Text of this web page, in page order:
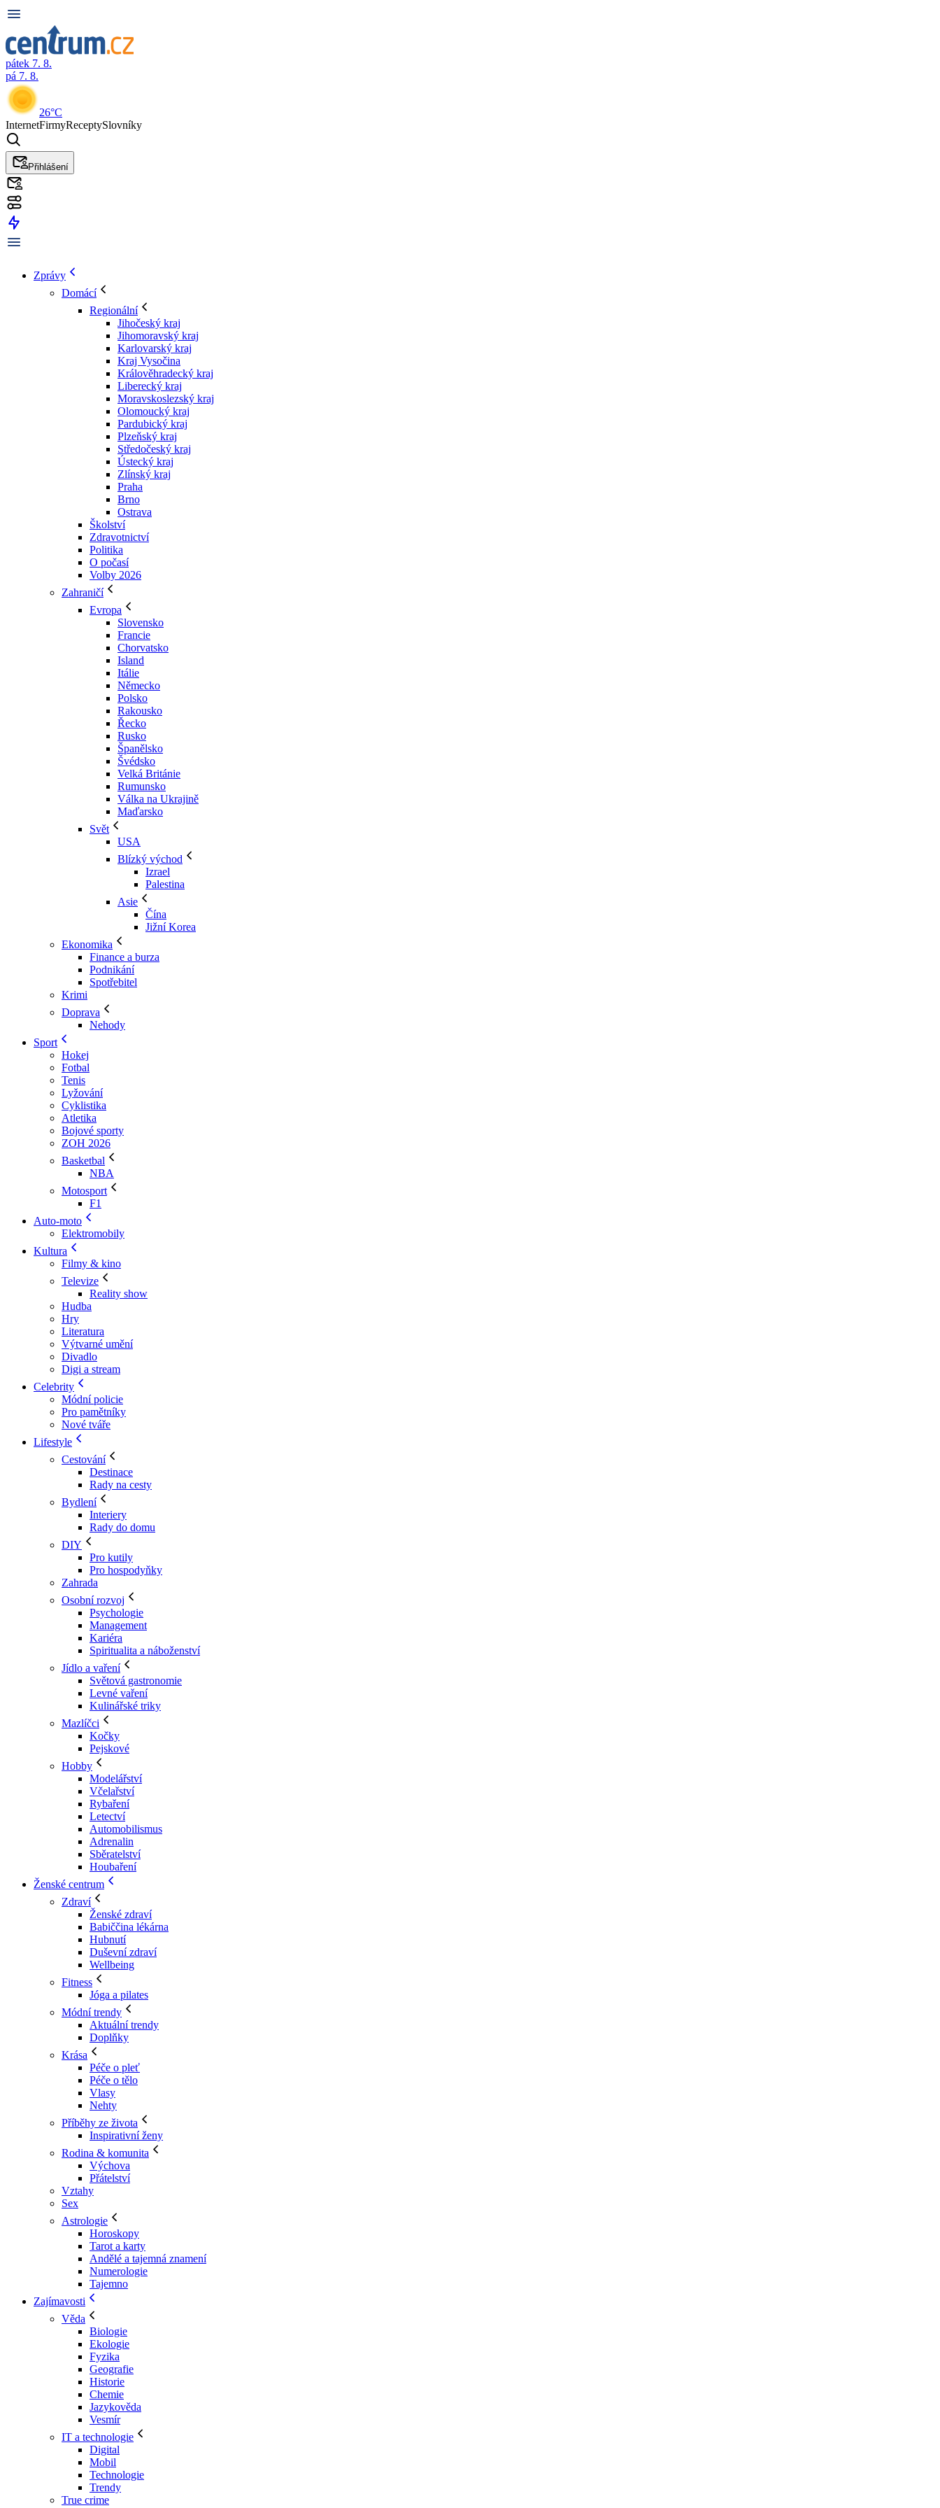
pátek 7. 8.
pá 7. 8.
26°C
InternetFirmyReceptySlovníky
Přihlášení
Zprávy
Domácí
Regionální
Jihočeský kraj
Jihomoravský kraj
Karlovarský kraj
Kraj Vysočina
Králověhradecký kraj
Liberecký kraj
Moravskoslezský kraj
Olomoucký kraj
Pardubický kraj
Plzeňský kraj
Středočeský kraj
Ústecký kraj
Zlínský kraj
Praha
Brno
Ostrava
Školství
Zdravotnictví
Politika
O počasí
Volby 2026
Zahraničí
Evropa
Slovensko
Francie
Chorvatsko
Island
Itálie
Německo
Polsko
Rakousko
Řecko
Rusko
Španělsko
Švédsko
Velká Británie
Rumunsko
Válka na Ukrajině
Maďarsko
Svět
USA
Blízký východ
Izrael
Palestina
Asie
Čína
Jižní Korea
Ekonomika
Finance a burza
Podnikání
Spotřebitel
Krimi
Doprava
Nehody
Sport
Hokej
Fotbal
Tenis
Lyžování
Cyklistika
Atletika
Bojové sporty
ZOH 2026
Basketbal
NBA
Motosport
F1
Auto-moto
Elektromobily
Kultura
Filmy & kino
Televize
Reality show
Hudba
Hry
Literatura
Výtvarné umění
Divadlo
Digi a stream
Celebrity
Módní policie
Pro pamětníky
Nové tváře
Lifestyle
Cestování
Destinace
Rady na cesty
Bydlení
Interiery
Rady do domu
DIY
Pro kutily
Pro hospodyňky
Zahrada
Osobní rozvoj
Psychologie
Management
Kariéra
Spiritualita a náboženství
Jídlo a vaření
Světová gastronomie
Levné vaření
Kulinářské triky
Mazlíčci
Kočky
Pejskové
Hobby
Modelářství
Včelařství
Rybaření
Letectví
Automobilismus
Adrenalin
Sběratelství
Houbaření
Ženské centrum
Zdraví
Ženské zdraví
Babiččina lékárna
Hubnutí
Duševní zdraví
Wellbeing
Fitness
Jóga a pilates
Módní trendy
Aktuální trendy
Doplňky
Krása
Péče o pleť
Péče o tělo
Vlasy
Nehty
Příběhy ze života
Inspirativní ženy
Rodina & komunita
Výchova
Přátelství
Vztahy
Sex
Astrologie
Horoskopy
Tarot a karty
Andělé a tajemná znamení
Numerologie
Tajemno
Zajímavosti
Věda
Biologie
Ekologie
Fyzika
Geografie
Historie
Chemie
Jazykověda
Vesmír
IT a technologie
Digital
Mobil
Technologie
Trendy
True crime